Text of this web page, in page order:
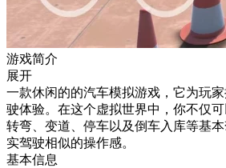
游戏简介
展开
一款休闲的的汽车模拟游戏，它为玩
驶体验。在这个虚拟世界中，你不仅可
转弯、变道、停车以及倒车入库等基
实驾驶相似的操作感。
基本信息